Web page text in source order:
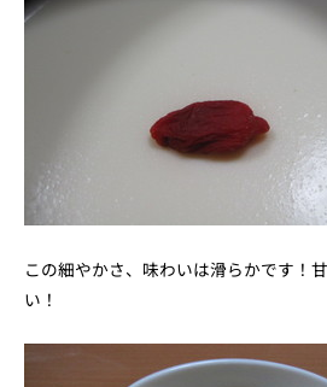
この細やかさ、味わいは滑らかです！
い！